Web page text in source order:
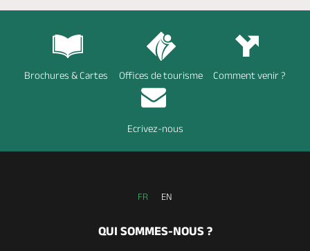
Brochures & Cartes Offices de tourisme Comment venir ?
Ecrivez-nous
FR EN
QUI SOMMES-NOUS ?